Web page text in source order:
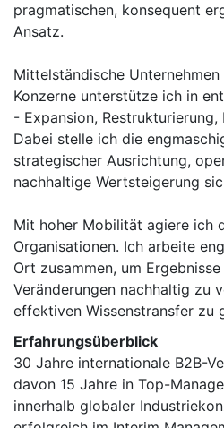
pragmatischen, konsequent
Ansatz.
Mittelständische
Konzerne unterstütze ich in
- Expansion,
Dabei stelle ich die
strategischer Ausrichtung,
nachhaltige Wertsteigerung
Mit hoher Mobilität agiere ich
Organisationen. Ich arbeite
Ort zusammen, um
Veränderungen nachhaltig zu
effektiven Wissenstransfer zu
Erfahrungsüberblick
30 Jahre internationale B2B-
davon 15 Jahre in Top-
innerhalb globaler